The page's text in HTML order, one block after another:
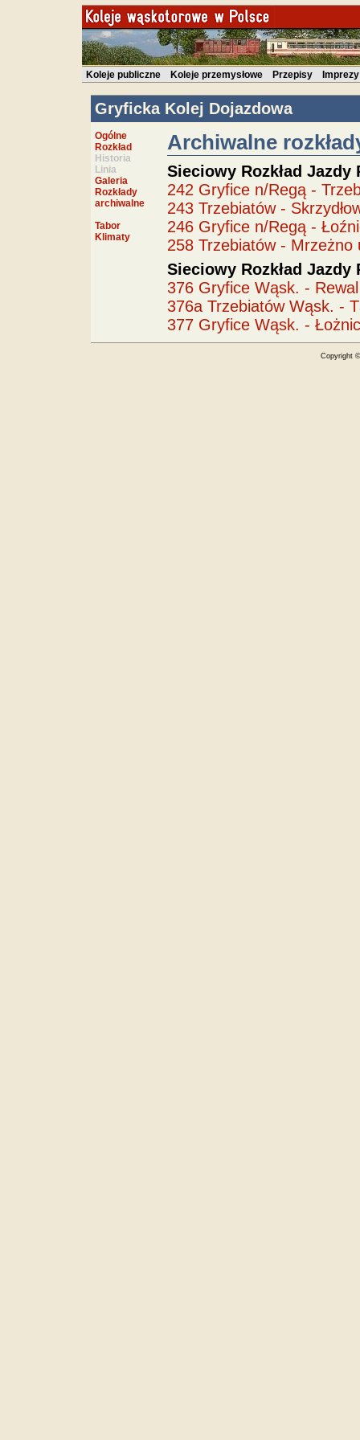
Koleje publiczne Koleje przemysłowe Przepisy Imprezy
Gryficka Kolej Dojazdowa
Ogólne
Rozkład
Historia
Linia
Galeria
Rozkłady
archiwalne
Tabor
Klimaty
Archiwalne
Sieciowy Rozkład Jazdy
242 Gryfice n/Regą -
243 Trzebiatów -
246 Gryfice n/Regą -
258 Trzebiatów - Mrzeżno
Sieciowy Rozkład Jazdy
376 Gryfice Wąsk. -
376a Trzebiatów Wąsk. -
377 Gryfice Wąsk. -
Copyright